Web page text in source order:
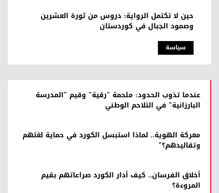
سیاسة
حين لا تكتمل الرواية: دروس من ثورة العشرين
وصمود الجبال في كوردستان
عندما تذوب الحدود: ملحمة "رقية" وقيم "المدرسة
البارزانية" في التلاحم الوطني
معركة الهوية.. لماذا استبسل الكورد في حماية لغتهم
وتقاليدهم؟"
أخلاق الفرسان.. كيف أدار الكورد صراعاتهم بقيم
المروءة؟